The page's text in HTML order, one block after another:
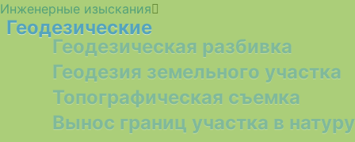
Инженерные изыскания
Геодезические
Геодезическая разбивка
Геодезия земельного участка
Топографическая съемка
Вынос границ участка в натуру